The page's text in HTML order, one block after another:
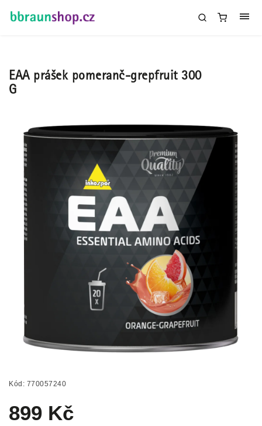
EAA prášek pomeranč-grepfruit 300
G
Kód: 770057240
899 Kč